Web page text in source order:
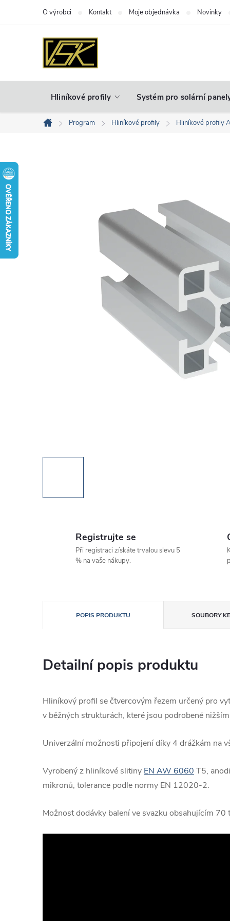
O výrobci Kontakt Moje objednávka Novinky
Hliníkové profily Systém pro solární
Domů
Program Hliníkové profily Hliníkové profily
Registrujte se
Při registraci získáte trvalou slevu 5
% na vaše nákupy.
POPIS PRODUKTU SOUBORY
Detailní popis produktu
Hliníkový profil se čtvercovým řezem určený pro
v běžných strukturách, které jsou podrobené
Univerzální možnosti připojení díky 4 drážkám na
Vyrobený z hliníkové slitiny EN AW 6060 T5,
mikronů, tolerance podle normy EN 12020-2.
Možnost dodávky balení ve svazku obsahujícím 70